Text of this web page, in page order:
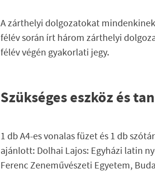
A zárthelyi dolgozatokat
félév során írt három zárthelyi
félév végén gyakorlati jegy.
Szükséges eszköz és
1 db A4-es vonalas füzet és 1 db
ajánlott: Dolhai Lajos: Egyházi latin
Ferenc Zeneművészeti Egyetem,